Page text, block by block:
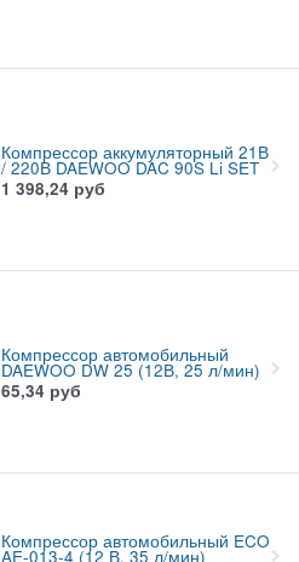
Компрессор аккумуляторный 21В
/ 220В DAEWOO DAC 90S Li SET
1 398,24 руб
Компрессор автомобильный
DAEWOO DW 25 (12В, 25 л/мин)
65,34 руб
Компрессор автомобильный ECO
AE-013-4 (12 В, 35 л/мин)